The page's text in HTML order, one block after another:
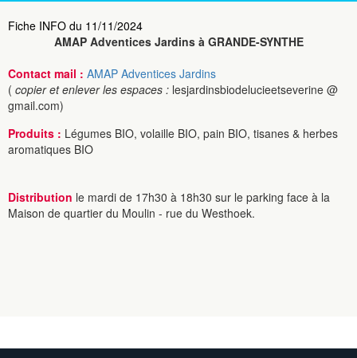
Fiche INFO du 11/11/2024
AMAP Adventices Jardins à GRANDE-SYNTHE
Contact mail : AMAP Adventices Jardins
( copier et enlever les espaces : lesjardinsbiodelucieetseverine @
gmail.com)
Produits : Légumes BIO, volaille BIO, pain BIO, tisanes & herbes
aromatiques BIO
Distribution le mardi de 17h30 à 18h30 sur le parking face à la
Maison de quartier du Moulin - rue du Westhoek.